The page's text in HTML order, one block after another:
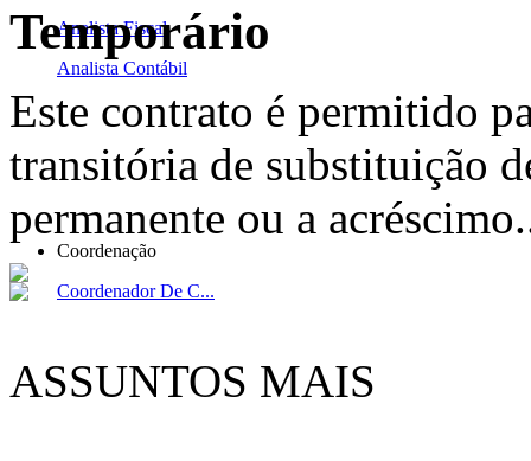
Analista Fiscal
Analista Contábil
Coordenação
Coordenador De C...
Temporário
Este contrato é permitido
transitória de substituição
permanente ou a
ASSUNTOS MAIS